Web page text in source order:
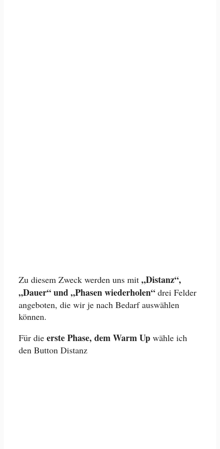
Zu diesem Zweck werden uns mit „Distanz“,
„Dauer“ und „Phasen wiederholen“ drei Felder
angeboten, die wir je nach Bedarf auswählen
können.
Für die erste Phase, dem Warm Up wähle ich
den Button Distanz